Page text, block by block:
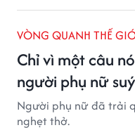
VÒNG QUANH THẾ
Chỉ vì một câu
người phụ nữ
Người phụ nữ đã trải
nghẹt thở.